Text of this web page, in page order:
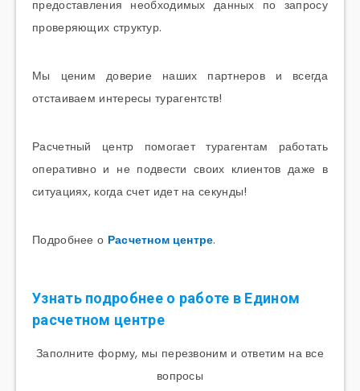
предоставления необходимых данных по запросу
проверяющих структур.
Мы ценим доверие наших партнеров и всегда
отстаиваем интересы турагентств!
Расчетный центр помогает турагентам работать
оперативно и не подвести своих клиентов даже в
ситуациях, когда счет идет на секунды!
Подробнее о Расчетном центре.
Узнать подробнее о работе в Едином
расчетном центре
Заполните форму, мы перезвоним и ответим на все
вопросы